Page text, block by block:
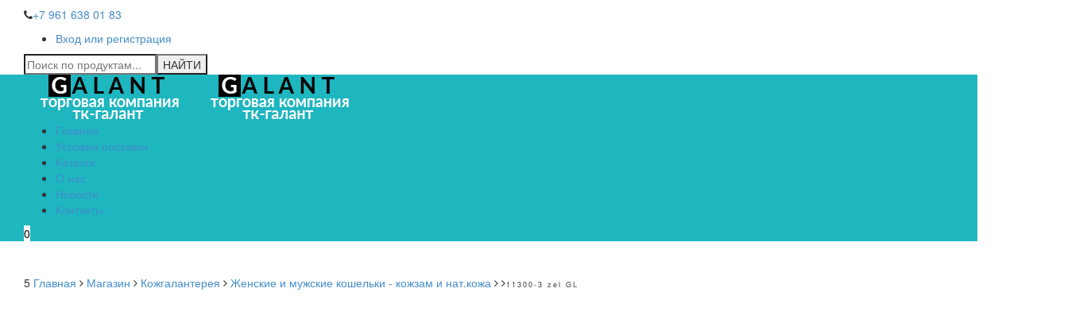
+7 961 638 01 83
Вход или регистрация
Главная
Условия поставки
Каталог
О нас
Новости
Контакты
0
5 Главная Магазин Кожгалантерея Женские и мужские кошельки - кожзам и нат.кожа 11300-3 zel GL